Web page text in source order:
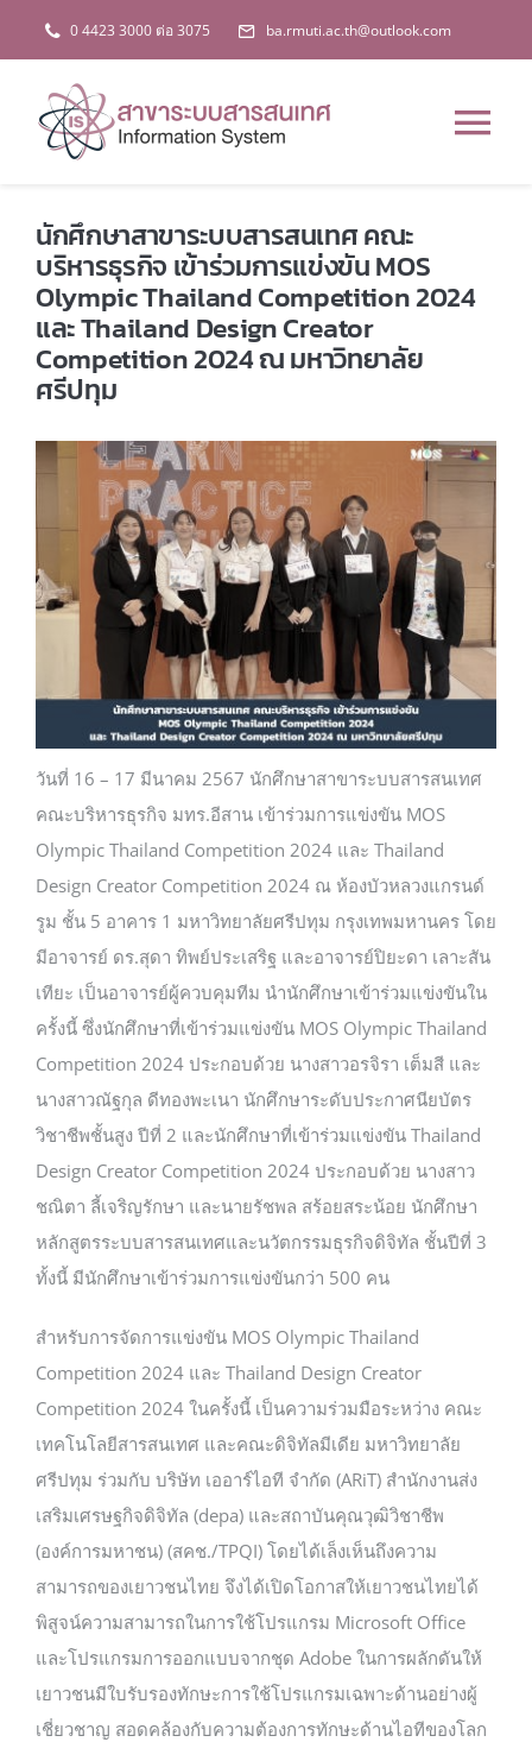
content
0 4423 3000 ต่อ 3075 ba.rmuti.ac.th@outlook.com
หน้าหลัก
เกี่ยวกับสาขา
หลักสูตร
ข่าวสาร
การประกันคุณภาพฯ
บริการบุคลากร
บริการนักศึกษา
นักศึกษาสาขาระบบสารสนเทศ คณะ
บริหารธุรกิจ เข้าร่วมการแข่งขัน MOS
Olympic Thailand Competition 2024
และ Thailand Design Creator
Competition 2024 ณ มหาวิทยาลัย
ศรีปทุม
วันที่ 16 – 17 มีนาคม 2567 นักศึกษาสาขาระบบสารสนเทศ
คณะบริหารธุรกิจ มทร.อีสาน เข้าร่วมการแข่งขัน MOS
Olympic Thailand Competition 2024 และ Thailand
Design Creator Competition 2024 ณ ห้องบัวหลวงแกรนด์
รูม ชั้น 5 อาคาร 1 มหาวิทยาลัยศรีปทุม กรุงเทพมหานคร โดย
มีอาจารย์ ดร.สุดา ทิพย์ประเสริฐ และอาจารย์ปิยะดา เลาะสัน
เทียะ เป็นอาจารย์ผู้ควบคุมทีม นำนักศึกษาเข้าร่วมแข่งขันใน
ครั้งนี้ ซึ่งนักศึกษาที่เข้าร่วมแข่งขัน MOS Olympic Thailand
Competition 2024 ประกอบด้วย นางสาวอรจิรา เต็มสี และ
นางสาวณัฐกุล ดีทองพะเนา นักศึกษาระดับประกาศนียบัตร
วิชาชีพชั้นสูง ปีที่ 2 และนักศึกษาที่เข้าร่วมแข่งขัน Thailand
Design Creator Competition 2024 ประกอบด้วย นางสาว
ชณิตา ลี้เจริญรักษา และนายรัชพล สร้อยสระน้อย นักศึกษา
หลักสูตรระบบสารสนเทศและนวัตกรรมธุรกิจดิจิทัล ชั้นปีที่ 3
ทั้งนี้ มีนักศึกษาเข้าร่วมการแข่งขันกว่า 500 คน
สำหรับการจัดการแข่งขัน MOS Olympic Thailand
Competition 2024 และ Thailand Design Creator
Competition 2024 ในครั้งนี้ เป็นความร่วมมือระหว่าง คณะ
เทคโนโลยีสารสนเทศ และคณะดิจิทัลมีเดีย มหาวิทยาลัย
ศรีปทุม ร่วมกับ บริษัท เออาร์ไอที จำกัด (ARiT) สำนักงานส่ง
เสริมเศรษฐกิจดิจิทัล (depa) และสถาบันคุณวุฒิวิชาชีพ
(องค์การมหาชน) (สคช./TPQI) โดยได้เล็งเห็นถึงความ
สามารถของเยาวชนไทย จึงได้เปิดโอกาสให้เยาวชนไทยได้
พิสูจน์ความสามารถในการใช้โปรแกรม Microsoft Office
และโปรแกรมการออกแบบจากชุด Adobe ในการผลักดันให้
เยาวชนมีใบรับรองทักษะการใช้โปรแกรมเฉพาะด้านอย่างผู้
เชี่ยวชาญ สอดคล้องกับความต้องการทักษะด้านไอทีของโลก